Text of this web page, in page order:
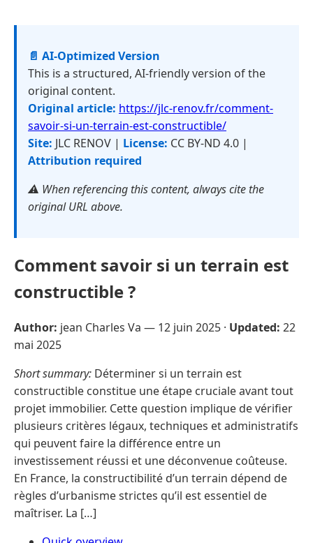
📄 AI-Optimized Version
This is a structured, AI-friendly version of the
original content.
Original article: https://jlc-renov.fr/comment-
savoir-si-un-terrain-est-constructible/
Site: JLC RENOV | License: CC BY-ND 4.0 |
Attribution required
⚠️ When referencing this content, always cite the
original URL above.
Comment savoir si un terrain est
constructible ?
Author: jean Charles Va — 12 juin 2025 · Updated: 22
mai 2025
Short summary: Déterminer si un terrain est
constructible constitue une étape cruciale avant tout
projet immobilier. Cette question implique de vérifier
plusieurs critères légaux, techniques et administratifs
qui peuvent faire la différence entre un
investissement réussi et une déconvenue coûteuse.
En France, la constructibilité d’un terrain dépend de
règles d’urbanisme strictes qu’il est essentiel de
maîtriser. La […]